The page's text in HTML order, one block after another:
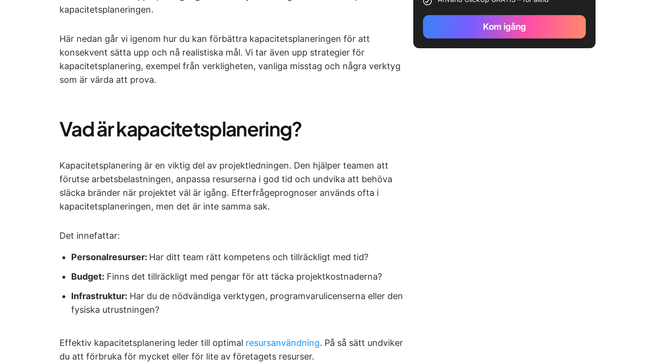
kapacitetsplaneringen.
Här nedan går vi igenom hur du kan förbättra kapacitetsplaneringen för att
konsekvent sätta upp och nå realistiska mål. Vi tar även upp strategier för
kapacitetsplanering, exempel från verkligheten, vanliga misstag och några verktyg
som är värda att prova.
Vad är kapacitetsplanering?
Kapacitetsplanering är en viktig del av projektledningen. Den hjälper teamen att
förutse arbetsbelastningen, anpassa resurserna i god tid och undvika att behöva
släcka bränder när projektet väl är igång. Efterfrågeprognoser används ofta i
kapacitetsplaneringen, men det är inte samma sak.
Det innefattar:
Personalresurser: Har ditt team rätt kompetens och tillräckligt med tid?
Budget: Finns det tillräckligt med pengar för att täcka projektkostnaderna?
Infrastruktur: Har du de nödvändiga verktygen, programvarulicenserna eller den
fysiska utrustningen?
Effektiv kapacitetsplanering leder till optimal resursanvändning. På så sätt undviker
du att förbruka för mycket eller för lite av företagets resurser.
Kom igång